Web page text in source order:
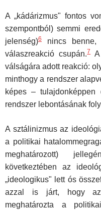
A „kádárizmus" fontos
szempontból) semmi
jelenség)6
nincs ben­ne,
válaszreakció csupán.7A
válságára adott reakció:
minthogy a rendszer
képes – tulajdonképpen
rendszer lebontásának
A sztálinizmus az
a politikai
meghatározott)
következtében az
„ideologikus" lett ós
azzal is járt, hogy az
meghatározta a